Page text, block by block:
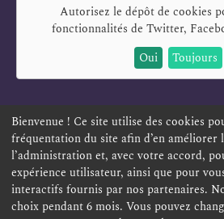
Autorisez le dépôt de cookies
fonctionnalités de Twitter,
Oui
Toujours
ESPACE PERSONNEL OFFRES
TÉLÉSERVICES PLAN DU SITE
ACCESSIBILITÉ POLITIQUE DE
MENTIONS LÉGALES
Bienvenue ! Ce site utilise des cookies
fréquentation du site afin d’en
l’administration et, avec votre accord,
expérience utilisateur, ainsi que pour
interactifs fournis par nos partenaires.
choix pendant 6 mois. Vous pouvez